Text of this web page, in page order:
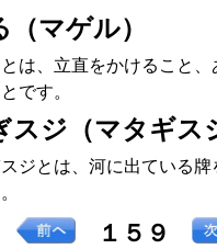
（マゲル）
は、立直をかけること、
です。
スジ（マタギス
ジとは、河に出ている牌
１５９